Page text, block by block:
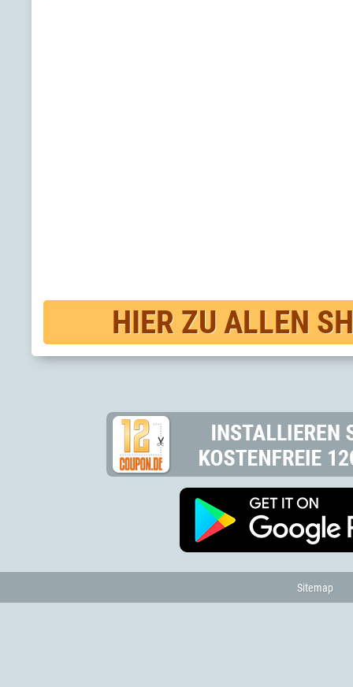
HIER ZU ALLEN
Sitemap